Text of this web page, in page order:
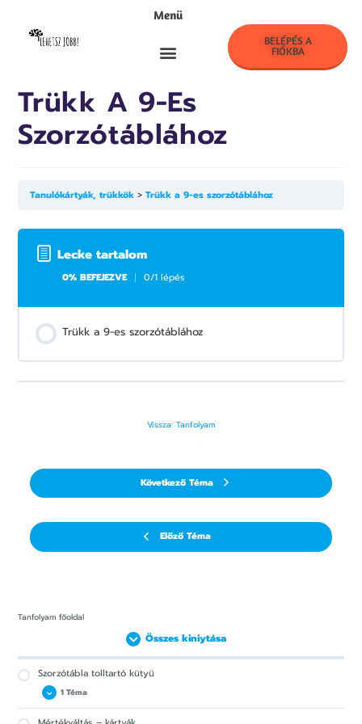
Menü
BELÉPÉS A
FIÓKBA
Trükk A 9-Es
Szorzótáblához
Tanulókártyák, trükkök Trükk a 9-es szorzótáblához
Lecke tartalom
0% BEFEJEZVE 0/1 lépés
Trükk a 9-es szorzótáblához
Előző Téma
Vissza: Tanfolyam
Következő Téma
Tanfolyam főoldal
Összes kiniytása
Szorzótábla tolltartó kütyü
1 Téma